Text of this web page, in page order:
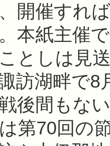
開催すれ
本紙主催
としは見
訪湖畔で8
後間もな
第70回の